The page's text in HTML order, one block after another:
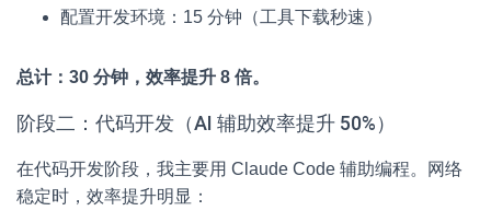
配置开发环境：15 分钟（工具下载秒速）
总计：30 分钟，效率提升 8 倍。
阶段二：代码开发（AI 辅助效率提升 50%）
在代码开发阶段，我主要用 Claude Code 辅助编程。网络
稳定时，效率提升明显：